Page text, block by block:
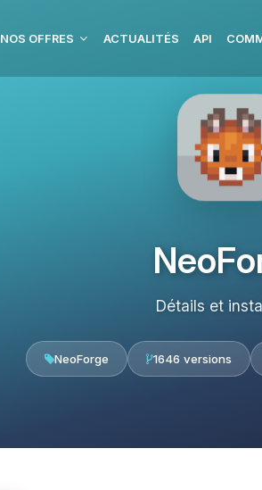
NOS OFFRES ACTUALITÉS API
Détails et
NeoForge 1646 versions